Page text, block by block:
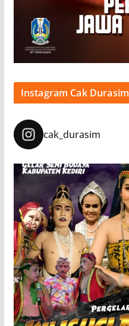
Instagram Cak Durasim
cak_durasim